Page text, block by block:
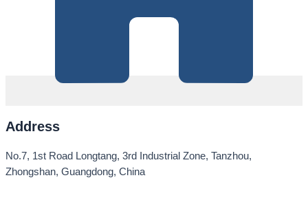
Address
No.7, 1st Road Longtang, 3rd Industrial Zone, Tanzhou,
Zhongshan, Guangdong, China